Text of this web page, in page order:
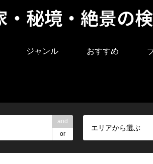
・秘境・絶景の
ジャンル おすすめ
and
or
エリアから選ぶ